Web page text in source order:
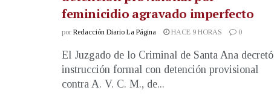
feminicidio agravado imperfecto
por Redacción Diario La Página HACE 9 HORAS 0
El Juzgado de lo Criminal de Santa Ana decretó
instrucción formal con detención provisional
contra A. V. C. M., de...